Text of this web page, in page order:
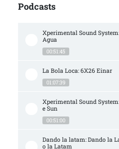
Podcasts
Xperimental Sound
Agua
00:51:45
La Bola Loca: 6X26 Einar
01:07:39
Xperimental Sound
e Sun
00:51:00
Dando la latam: Dando la
o la Latam